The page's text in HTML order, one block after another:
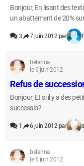
Bonjour, En lisant des
un abattement de 20%
3 7 juin 2012 par
belanna
le 6 juin 2012
Refus de
Bonjour, Et si il y a des
successio?
1 6 juin 2012 par
belanna
le 6 juin 2012